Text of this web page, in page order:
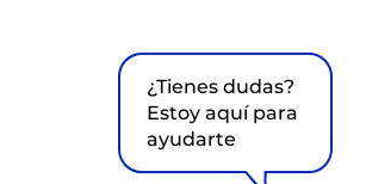
¿Tienes dudas?
Estoy aquí para
ayudarte